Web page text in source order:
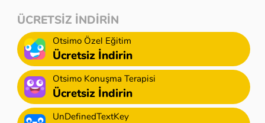
ÜCRETSİZ İNDİRİN
Otsimo Özel Eğitim
Ücretsiz İndirin
Otsimo Konuşma Terapisi
Ücretsiz İndirin
UnDefinedTextKey